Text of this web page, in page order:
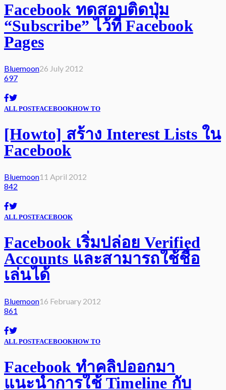
Facebook ทดสอบติดปุ่ม
“Subscribe” ไว้ที่ Facebook
Pages
Bluemoon26 July 2012
697
ALL POSTFACEBOOKHOW TO
[Howto] สร้าง Interest Lists ใน
Facebook
Bluemoon11 April 2012
842
ALL POSTFACEBOOK
Facebook เริ่มปล่อย Verified
Accounts และสามารถใช้ชื่อ
เล่นได้
Bluemoon16 February 2012
861
ALL POSTFACEBOOKHOW TO
Facebook ทำคลิปออกมา
แนะนำการใช้ Timeline กับ